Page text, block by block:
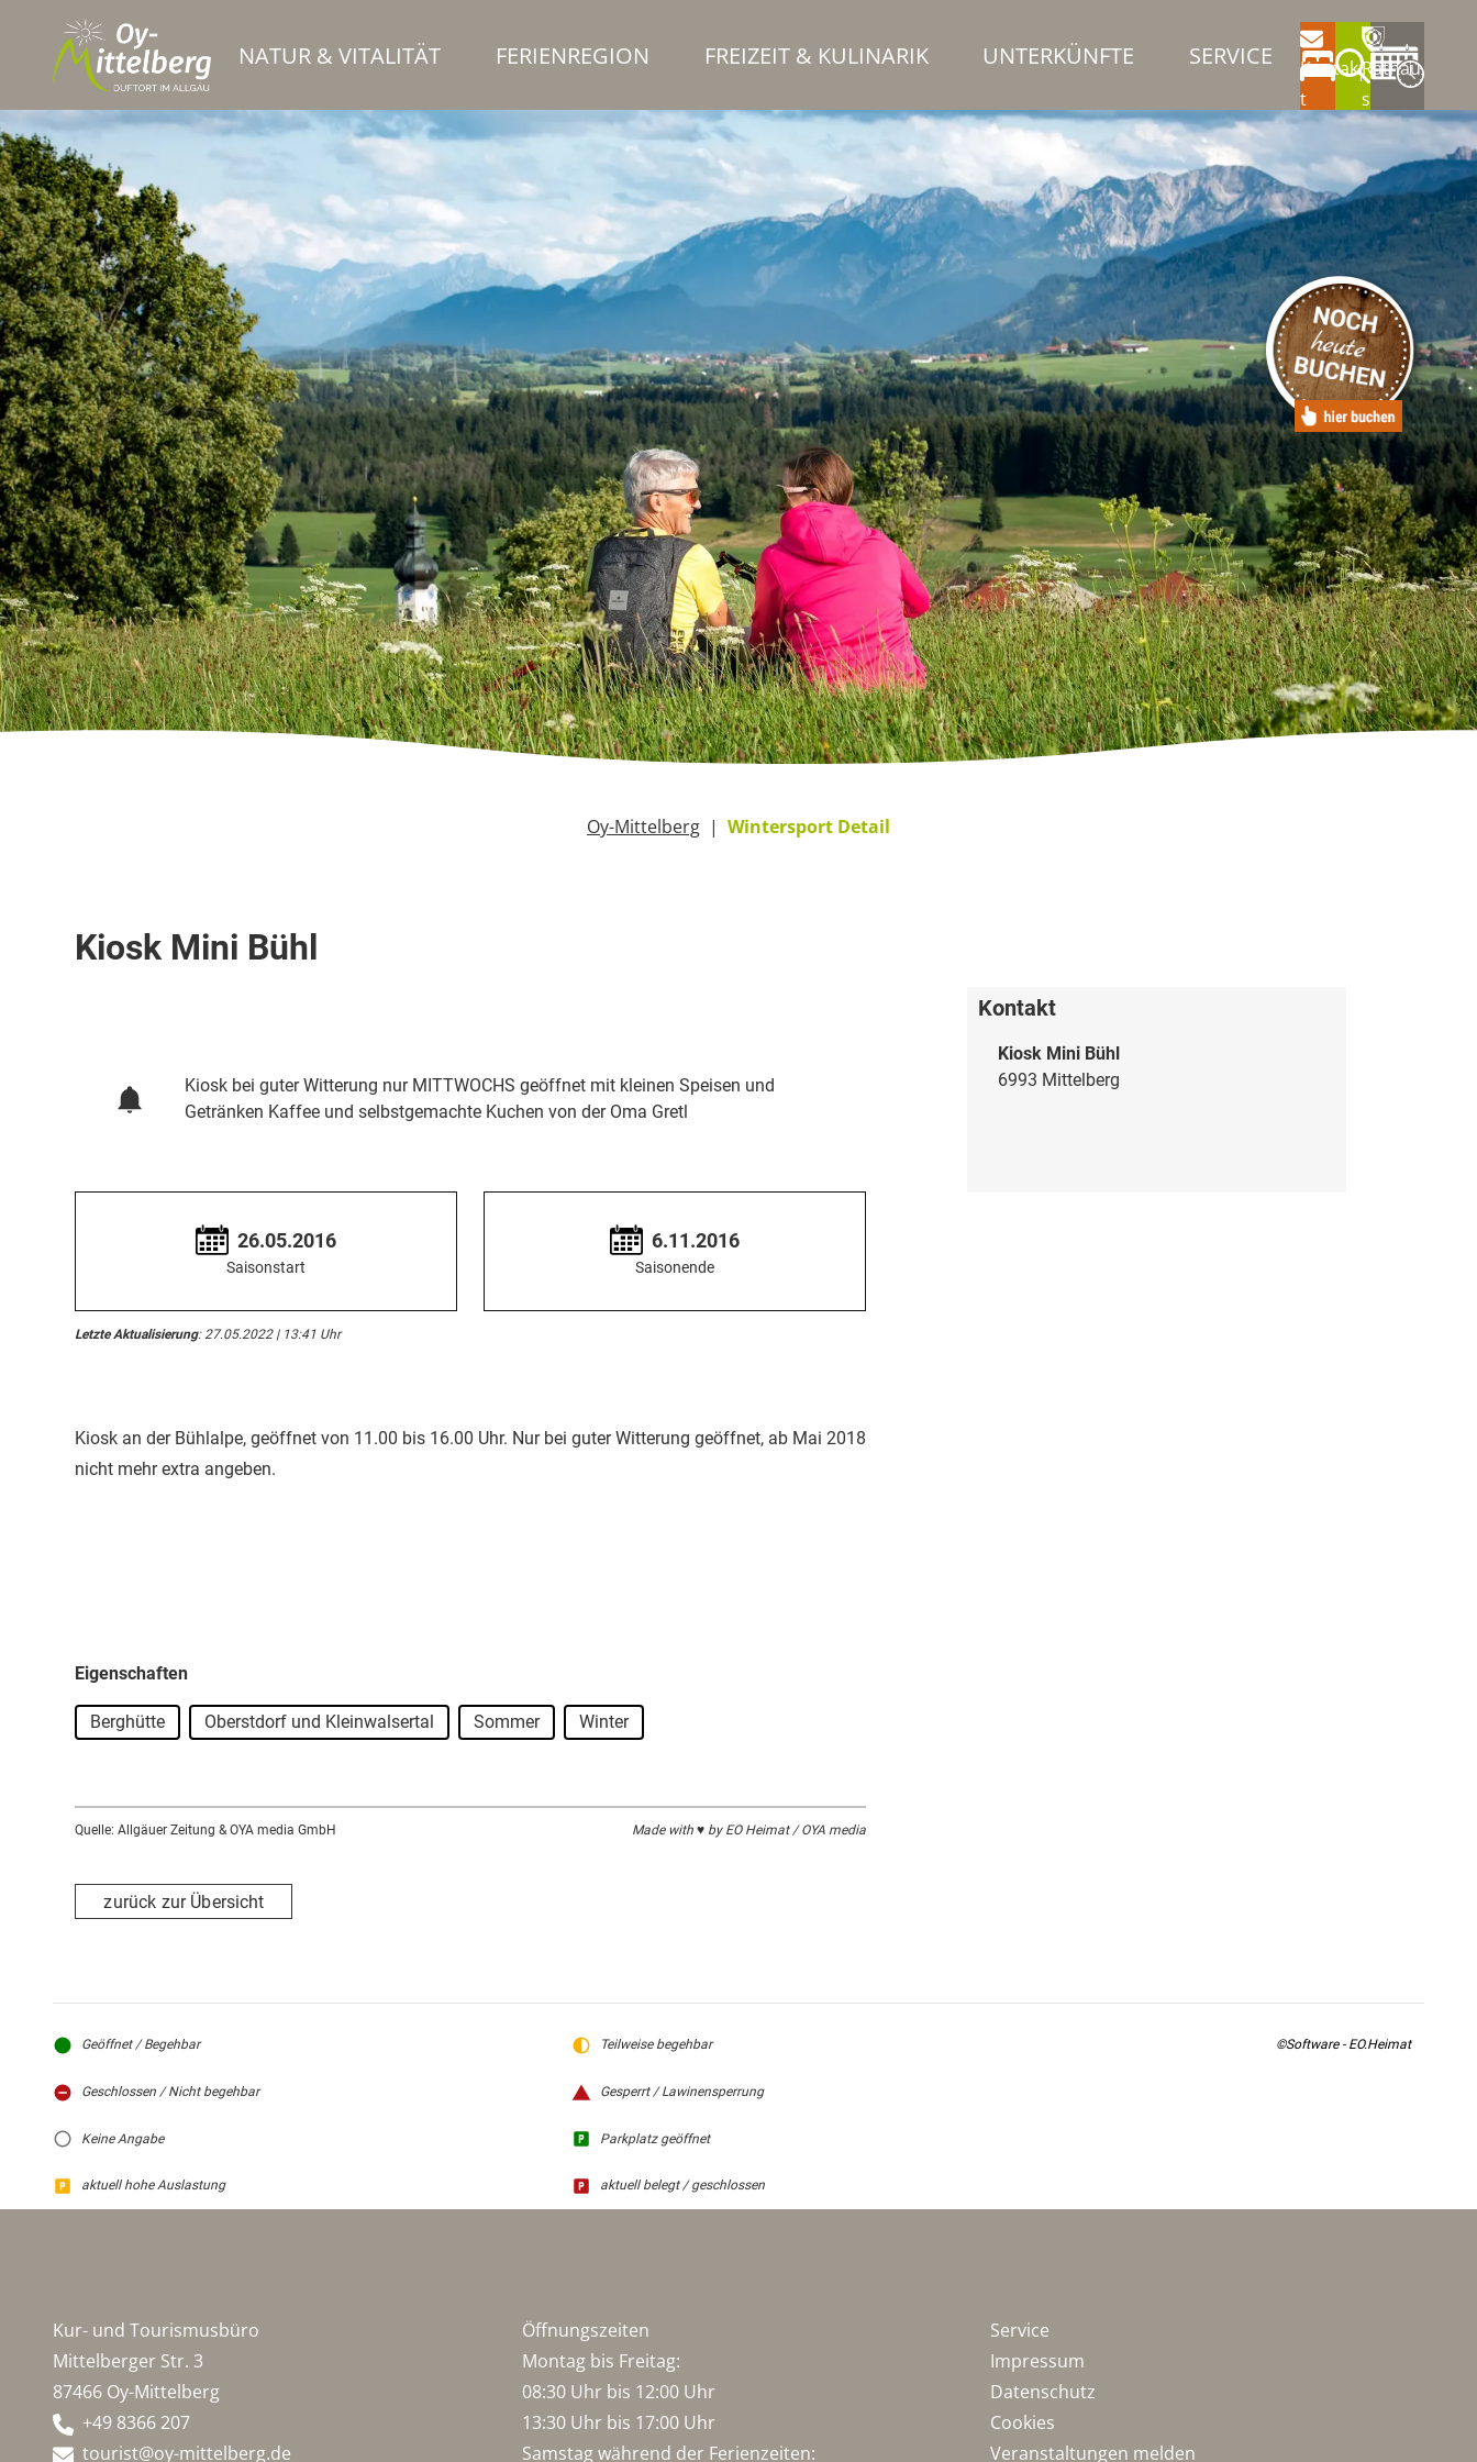
NATUR & VITALITÄT FERIENREGION FREIZEIT & KULINARIK UNTERKÜNFTE SERVICE
Kontak
t
Rathau
s
Oy-Mittelberg Wintersport Detail
Kiosk Mini Bühl
Kiosk bei guter Witterung nur MITTWOCHS geöffnet mit kleinen Speisen und
Getränken Kaffee und selbstgemachte Kuchen von der Oma Gretl
26.05.2016
Saisonstart
6.11.2016
Saisonende
Letzte Aktualisierung: 27.05.2022 | 13:41 Uhr
Kiosk an der Bühlalpe, geöffnet von 11.00 bis 16.00 Uhr. Nur bei guter Witterung geöffnet, ab Mai 2018
nicht mehr extra angeben.
Eigenschaften
Berghütte Oberstdorf und Kleinwalsertal Sommer Winter
Quelle: Allgäuer Zeitung & OYA media GmbH Made with ♥ by EO Heimat / OYA media
zurück zur Übersicht
Kontakt
Kiosk Mini Bühl
6993 Mittelberg
Geöffnet / Begehbar Teilweise begehbar
Geschlossen / Nicht begehbar Gesperrt / Lawinensperrung
Keine Angabe Parkplatz geöffnet
aktuell hohe Auslastung aktuell belegt / geschlossen
©Software - EO.Heimat
Kur- und Tourismusbüro
Mittelberger Str. 3
87466 Oy-Mittelberg
+49 8366 207
tourist@oy-mittelberg.de
Öffnungszeiten
Montag bis Freitag:
08:30 Uhr bis 12:00 Uhr
13:30 Uhr bis 17:00 Uhr
Samstag während der Ferienzeiten:
Service
Impressum
Datenschutz
Cookies
Veranstaltungen melden